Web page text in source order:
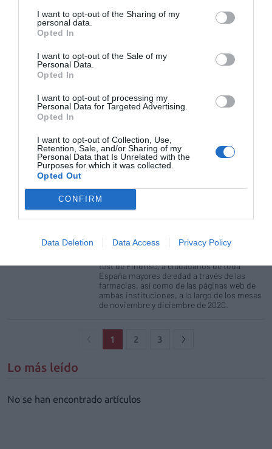
I want to opt-out of the Sharing of my
personal data.
Opted In
I want to opt-out of the Sale of my
Personal Data.
Opted In
I want to opt-out of processing my
Personal Data for Targeted Advertising.
Opted In
I want to opt-out of Collection, Use,
Retention, Sale, and/or Sharing of my
Personal Data that Is Unrelated with the
Purposes for which it was collected.
Opted Out
CONFIRM
Data Deletion Data Access Privacy Policy
Atención al paciente diabético
Salud
Juan Carlos Merino Sanz
26/10/2021
Cerca de 5 millones de españoles en
riesgo alto o muy alto de padecer
Noticias y novedades
12/05/2021
«El 10,2% de los españoles, cerca de 5
millones de personas, tiene un riesgo alto o
(DM2) en los próximos 10 años». Así se ha
desprendido de una encuesta llevada a cabo
por el Consejo General de Colegios Oficiales
de Farmacéuticos (CGCOF) y la Federación
marco de una campaña para la detección
precoz de la DM2. En esta encuesta se
test de Findrisc, a ciudadanos de toda
España mayores de edad a través de las
farmacias, así como de las páginas web de
ambas instituciones, a lo largo de los meses
de noviembre y diciembre de 2020.
1 2 3
Lo más leído
No se han encontrado artículos